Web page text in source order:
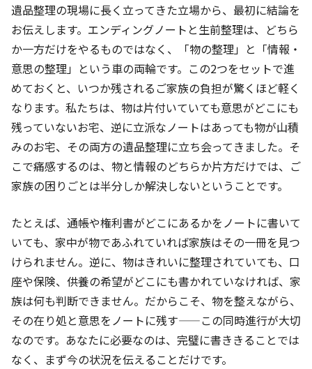
遺品整理の現場に長く立ってきた立場から、最初に結論を
お伝えします。エンディングノートと生前整理は、どちら
か一方だけをやるものではなく、「物の整理」と「情報・
意思の整理」という車の両輪です。この2つをセットで進
めておくと、いつか残されるご家族の負担が驚くほど軽く
なります。私たちは、物は片付いていても意思がどこにも
残っていないお宅、逆に立派なノートはあっても物が山積
みのお宅、その両方の遺品整理に立ち会ってきました。そ
こで痛感するのは、物と情報のどちらか片方だけでは、ご
家族の困りごとは半分しか解決しないということです。
たとえば、通帳や権利書がどこにあるかをノートに書いて
いても、家中が物であふれていれば家族はその一冊を見つ
けられません。逆に、物はきれいに整理されていても、口
座や保険、供養の希望がどこにも書かれていなければ、家
族は何も判断できません。だからこそ、物を整えながら、
その在り処と意思をノートに残す——この同時進行が大切
なのです。あなたに必要なのは、完璧に書ききることでは
なく、まず今の状況を伝えることだけです。